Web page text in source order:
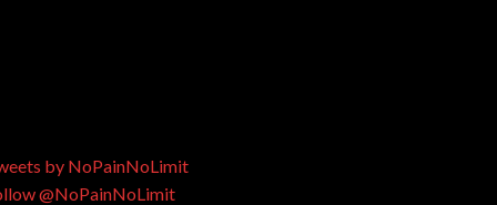
by NoPainNoLimit
@NoPainNoLimit